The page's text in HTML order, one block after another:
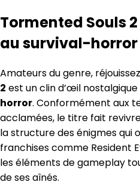
Tormented Souls
au survival-horror
Amateurs du genre,
2 est un clin d’œil nostalgique
horror. Conformément aux
acclamées, le titre fait
la structure des énigmes qui
franchises comme Resident
les éléments de gameplay
de ses aînés.